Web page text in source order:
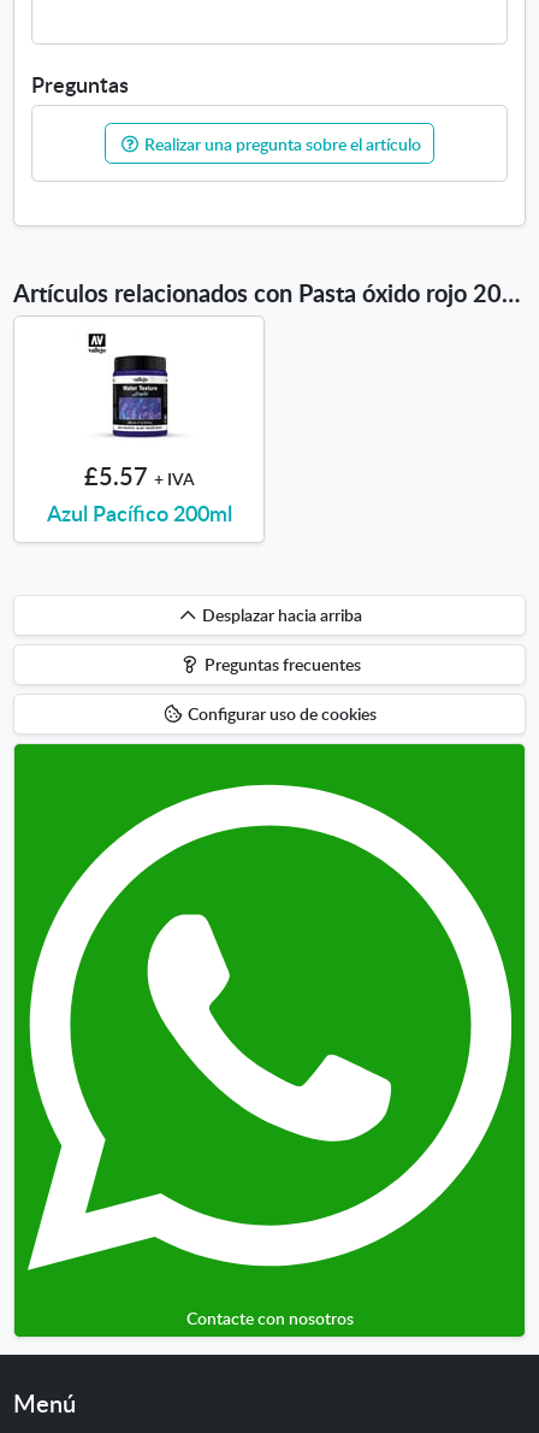
Preguntas
Realizar una pregunta sobre el artículo
Artículos relacionados con Pasta óxido rojo 200ml
£5.57 + IVA
Azul Pacífico 200ml
Desplazar
hacia
arriba
Desplazar hacia arriba
Preguntas frecuentes
Configurar uso de cookies
Contacte con nosotros
Menú